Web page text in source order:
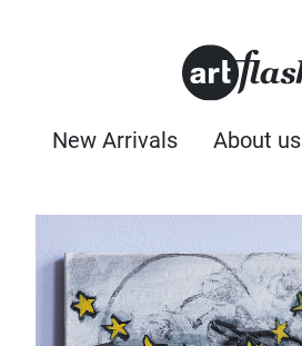
New Arrivals About us